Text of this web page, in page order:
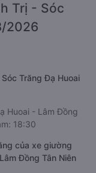
Trị - Sóc
2026
Trăng Đạ Huoai
Huoai - Lâm Đồng
18:30
của xe giường
Đồng Tân Niên